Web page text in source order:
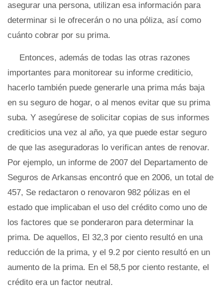
asegurar una persona, utilizan esa información para
determinar si le ofrecerán o no una póliza, así como
cuánto cobrar por su prima.
Entonces, además de todas las otras razones
importantes para monitorear su informe crediticio,
hacerlo también puede generarle una prima más baja
en su seguro de hogar, o al menos evitar que su prima
suba. Y asegúrese de solicitar copias de sus informes
crediticios una vez al año, ya que puede estar seguro
de que las aseguradoras lo verifican antes de renovar.
Por ejemplo, un informe de 2007 del Departamento de
Seguros de Arkansas encontró que en 2006, un total de
457, Se redactaron o renovaron 982 pólizas en el
estado que implicaban el uso del crédito como uno de
los factores que se ponderaron para determinar la
prima. De aquellos, El 32,3 por ciento resultó en una
reducción de la prima, y el 9.2 por ciento resultó en un
aumento de la prima. En el 58,5 por ciento restante, el
crédito era un factor neutral.